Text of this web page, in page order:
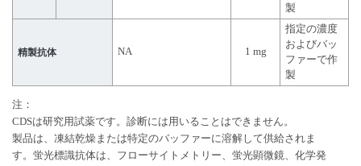
製
精製抗体 NA 1 mg
指定の濃度
およびバッ
ファーで作
製
注：
CDSは研究用試薬です。診断には用いることはできません。
製品は、凍結乾燥または特定のバッファーに溶解して供給されま
す。蛍光標識抗体は、フローサイトメトリー、蛍光顕微鏡、化学発